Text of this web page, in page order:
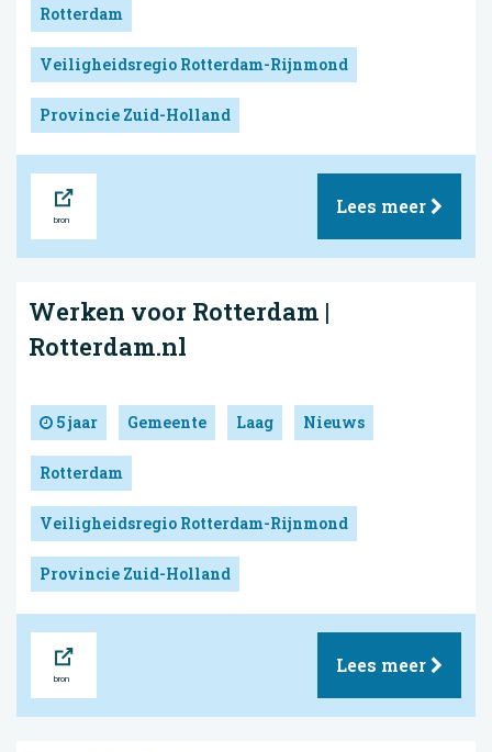
Rotterdam
Veiligheidsregio Rotterdam-Rijnmond
Provincie Zuid-Holland
Lees meer
Werken voor Rotterdam |
Rotterdam.nl
5 jaar Gemeente Laag Nieuws
Rotterdam
Veiligheidsregio Rotterdam-Rijnmond
Provincie Zuid-Holland
Lees meer